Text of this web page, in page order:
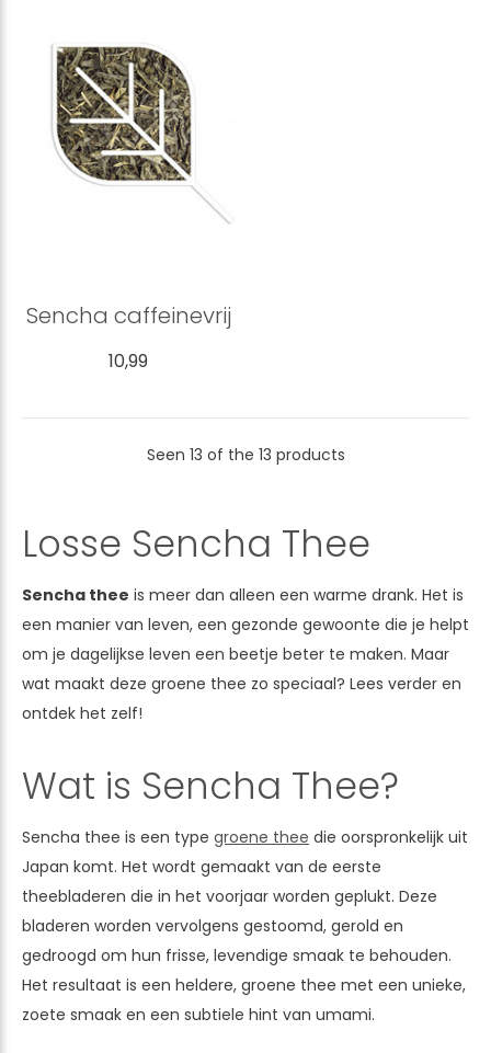
Sencha caffeinevrij
10,99
Seen 13 of the 13 products
Losse Sencha Thee
Sencha thee is meer dan alleen een warme drank. Het is
een manier van leven, een gezonde gewoonte die je helpt
om je dagelijkse leven een beetje beter te maken. Maar
wat maakt deze groene thee zo speciaal? Lees verder en
ontdek het zelf!
Wat is Sencha Thee?
Sencha thee is een type groene thee die oorspronkelijk uit
Japan komt. Het wordt gemaakt van de eerste
theebladeren die in het voorjaar worden geplukt. Deze
bladeren worden vervolgens gestoomd, gerold en
gedroogd om hun frisse, levendige smaak te behouden.
Het resultaat is een heldere, groene thee met een unieke,
zoete smaak en een subtiele hint van umami.